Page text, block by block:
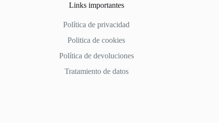
Links importantes
Política de privacidad
Politica de cookies
Política de devoluciones
Tratamiento de datos